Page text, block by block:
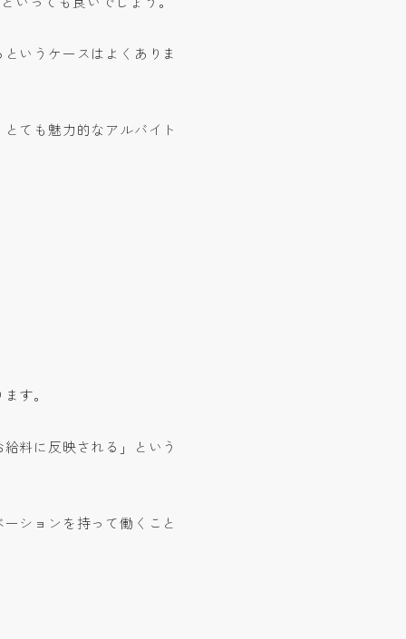
いうケースはよくありま
ても魅力的なアルバイト
す。
料に反映される」という
ションを持って働くこと